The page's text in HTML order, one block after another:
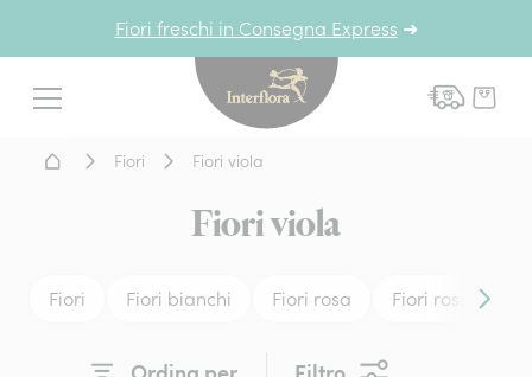
Fiori freschi in Consegna Express ➜
Menu
Interflora - fiori a
Home - Fiori a domicilio
Fiori Fiori viola
Fiori viola
Fiori Fiori bianchi Fiori rosa Fiori rossi
Ordina per Filtro